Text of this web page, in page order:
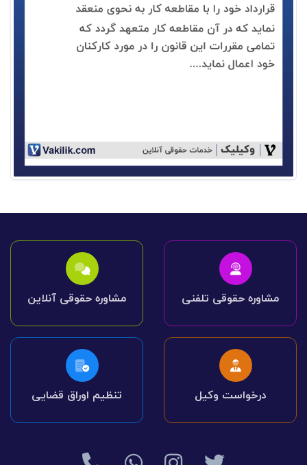
مشاوره حقوقی تلفنی مشاوره حقوقی آنلاین
درخواست وکیل تنظیم اوراق قضایی